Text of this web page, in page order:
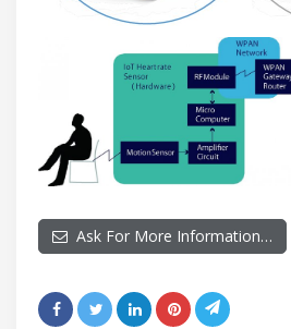
Ask For More Information…